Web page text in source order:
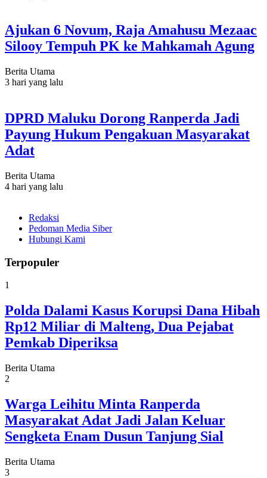
Ajukan 6 Novum, Raja Amahusu Mezaac
Silooy Tempuh PK ke Mahkamah Agung
Berita Utama
3 hari yang lalu
DPRD Maluku Dorong Ranperda Jadi
Payung Hukum Pengakuan Masyarakat
Adat
Berita Utama
4 hari yang lalu
Redaksi
Pedoman Media Siber
Hubungi Kami
Terpopuler
1
Polda Dalami Kasus Korupsi Dana Hibah
Rp12 Miliar di Malteng, Dua Pejabat
Pemkab Diperiksa
Berita Utama
2
Warga Leihitu Minta Ranperda
Masyarakat Adat Jadi Jalan Keluar
Sengketa Enam Dusun Tanjung Sial
Berita Utama
3